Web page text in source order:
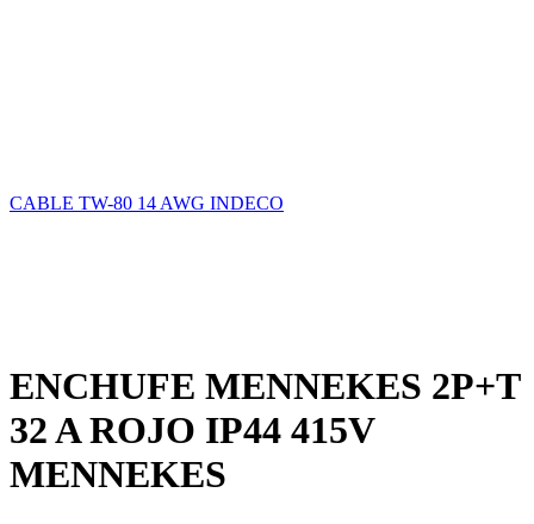
CABLE TW-80 14 AWG INDECO
ENCHUFE MENNEKES 2P+T
32 A ROJO IP44 415V
MENNEKES